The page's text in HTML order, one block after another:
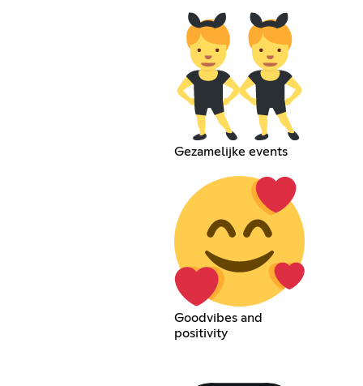
Gezamelijke events
Goodvibes and
positivity